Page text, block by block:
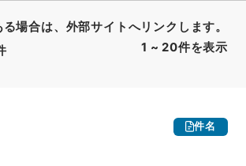
1 ~ 20件を表示
場合は、外部サイトへリンクします。
件名